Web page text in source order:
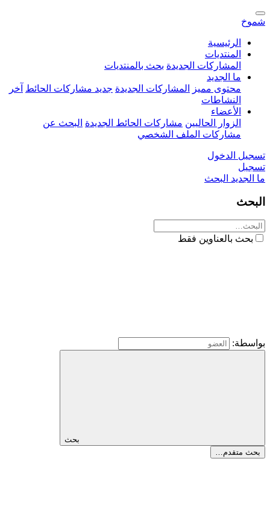
شموخ
الرئيسية
المنتديات
المشاركات الجديدة بحث بالمنتديات
ما الجديد
محتوى مميز
المشاركات الجديدة جديد مشاركات الحائط آخر
النشاطات
الأعضاء
الزوار الحاليين مشاركات الحائط الجديدة البحث عن
مشاركات الملف الشخصي
تسجيل الدخول
تسجيل
ما الجديد البحث
البحث
بحث بالعناوين فقط
بواسطة:
بحث
بحث متقدم…